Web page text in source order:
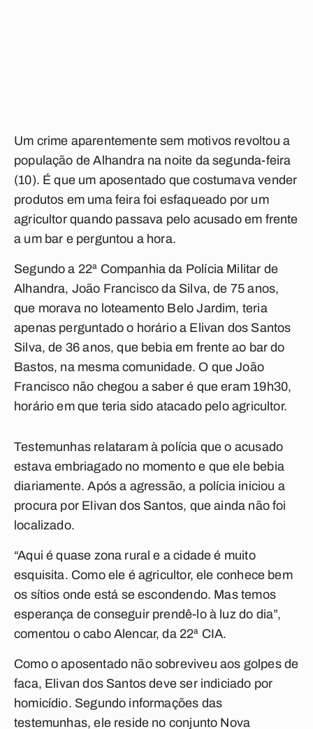
Um crime aparentemente sem motivos revoltou a
população de Alhandra na noite da segunda-feira
(10). É que um aposentado que costumava vender
produtos em uma feira foi esfaqueado por um
agricultor quando passava pelo acusado em frente
a um bar e perguntou a hora.
Segundo a 22ª Companhia da Polícia Militar de
Alhandra, João Francisco da Silva, de 75 anos,
que morava no loteamento Belo Jardim, teria
apenas perguntado o horário a Elivan dos Santos
Silva, de 36 anos, que bebia em frente ao bar do
Bastos, na mesma comunidade. O que João
Francisco não chegou a saber é que eram 19h30,
horário em que teria sido atacado pelo agricultor.
Testemunhas relataram à polícia que o acusado
estava embriagado no momento e que ele bebia
diariamente. Após a agressão, a polícia iniciou a
procura por Elivan dos Santos, que ainda não foi
localizado.
“Aqui é quase zona rural e a cidade é muito
esquisita. Como ele é agricultor, ele conhece bem
os sítios onde está se escondendo. Mas temos
esperança de conseguir prendê-lo à luz do dia”,
comentou o cabo Alencar, da 22ª CIA.
Como o aposentado não sobreviveu aos golpes de
faca, Elivan dos Santos deve ser indiciado por
homicídio. Segundo informações das
testemunhas, ele reside no conjunto Nova